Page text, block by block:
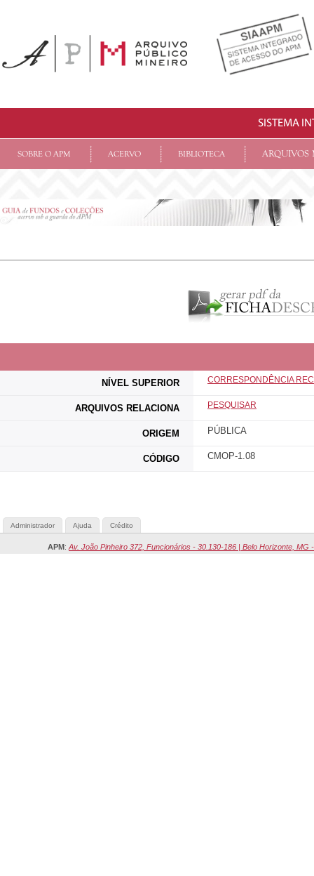
SISTEMA
SOBRE O APM ACERVO BIBLIOTECA ARQUIVOS
NÍVEL SUPERIOR CORRESPONDÊNCIA
ARQUIVOS RELACIONA PESQUISAR
ORIGEM PÚBLICA
CÓDIGO CMOP-1.08
Administrador Ajuda Crédito
APM: Av. João Pinheiro 372, Funcionários - 30.130-186 | Belo Horizonte, MG